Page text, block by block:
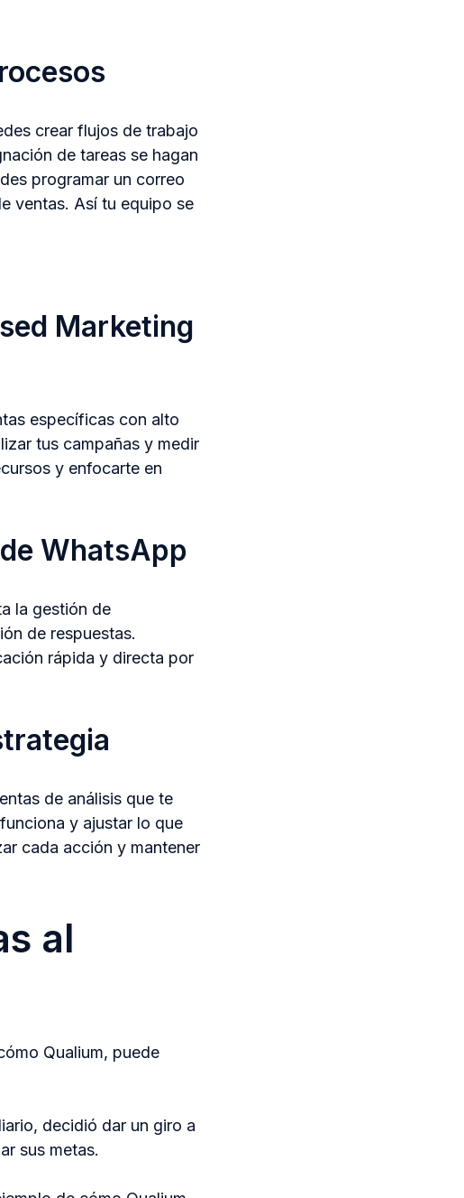
crear flujos de trabajo
de tareas se hagan
programar un correo
ventas. Así tu equipo se
Marketing
específicas con alto
tus campañas y medir
y enfocarte en
WhatsApp
la gestión de
de respuestas.
rápida y directa por
de análisis que te
y ajustar lo que
cada acción y mantener
al
Qualium, puede
decidió dar un giro a
sus metas.